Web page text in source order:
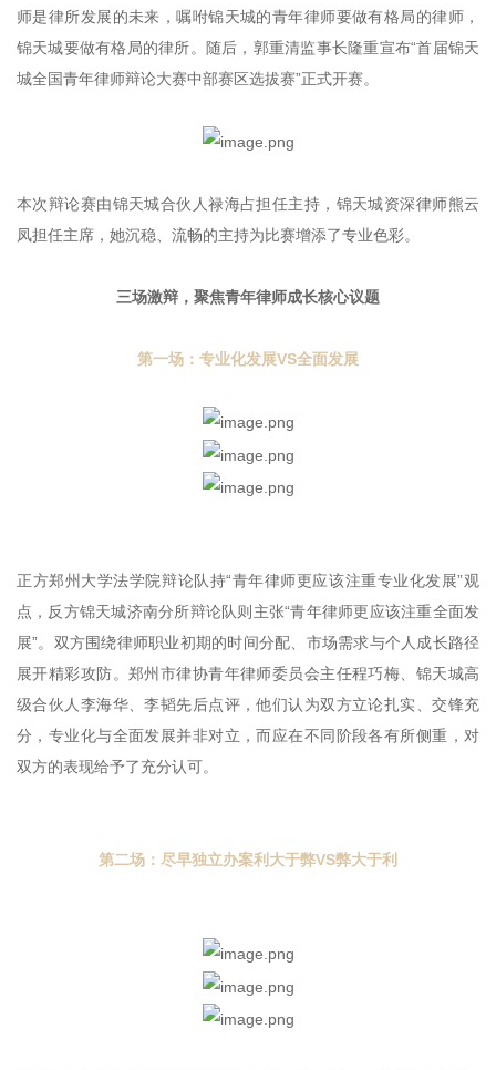
师是律所发展的未来，嘱咐锦天城的青年律师要做有格局的律师，
锦天城要做有格局的律所。随后，郭重清监事长隆重宣布“首届锦天
城全国青年律师辩论大赛中部赛区选拔赛”正式开赛。
本次辩论赛由锦天城合伙人禄海占担任主持，锦天城资深律师熊云
凤担任主席，她沉稳、流畅的主持为比赛增添了专业色彩。
三场激辩，聚焦青年律师成长核心议题
第一场：专业化发展VS全面发展
正方郑州大学法学院辩论队持“青年律师更应该注重专业化发展”观
点，反方锦天城济南分所辩论队则主张“青年律师更应该注重全面发
展”。双方围绕律师职业初期的时间分配、市场需求与个人成长路径
展开精彩攻防。郑州市律协青年律师委员会主任程巧梅、锦天城高
级合伙人李海华、李韬先后点评，他们认为双方立论扎实、交锋充
分，专业化与全面发展并非对立，而应在不同阶段各有所侧重，对
双方的表现给予了充分认可。
第二场：尽早独立办案利大于弊VS弊大于利